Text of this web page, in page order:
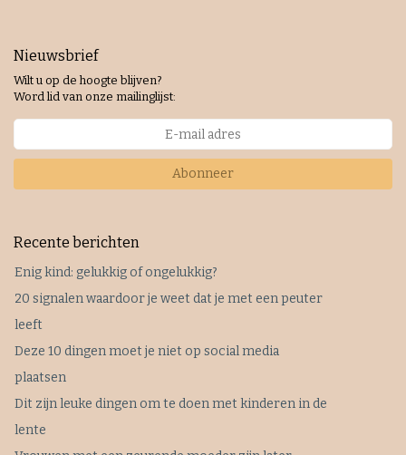
Nieuwsbrief
Wilt u op de hoogte blijven?
Word lid van onze mailinglijst:
Abonneer
Recente berichten
Enig kind: gelukkig of ongelukkig?
20 signalen waardoor je weet dat je met een peuter
leeft
Deze 10 dingen moet je niet op social media
plaatsen
Dit zijn leuke dingen om te doen met kinderen in de
lente